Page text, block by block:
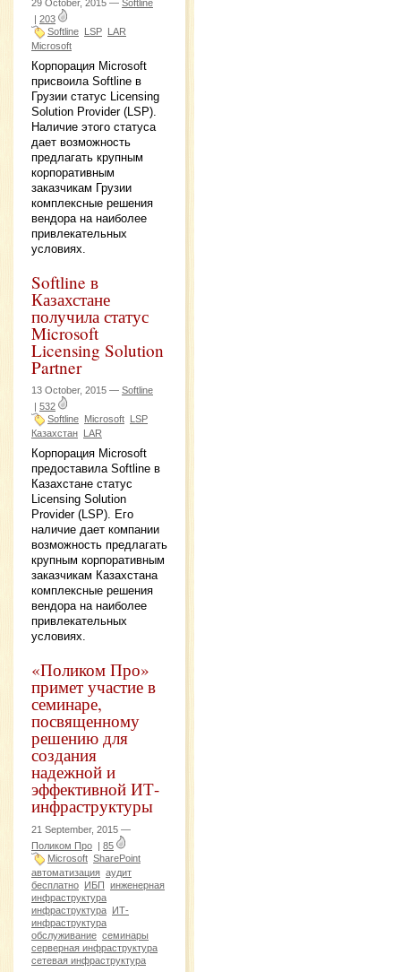
29 October, 2015 — Softline
203
Softline
LSP
LAR
Microsoft
Корпорация Microsoft
присвоила Softline в
Грузии статус Licensing
Solution Provider (LSP).
Наличие этого статуса
дает возможность
предлагать крупным
корпоративным
заказчикам Грузии
комплексные решения
вендора на наиболее
привлекательных
условиях.
Softline в
Казахстане
получила статус
Microsoft
Licensing Solution
Partner
13 October, 2015 — Softline
532
Softline Microsoft
LSP
Казахстан
LAR
Корпорация Microsoft
предоставила Softline в
Казахстане статус
Licensing Solution
Provider (LSP). Его
наличие дает компании
возможность предлагать
крупным корпоративным
заказчикам Казахстана
комплексные решения
вендора на наиболее
привлекательных
условиях.
«Поликом Про»
примет участие в
семинаре,
посвященному
решению для
создания
надежной и
эффективной ИТ-
инфраструктуры
21 September, 2015 —
Поликом Про | 85
Microsoft SharePoint
автоматизация аудит
бесплатно ИБП инженерная
инфраструктура
инфраструктура ИТ-
инфраструктура
обслуживание семинары
серверная инфраструктура
сетевая инфраструктура